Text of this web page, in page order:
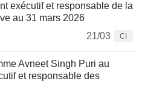
exécutif et responsable de la
au 31 mars 2026
21/03
CI
Avneet Singh Puri au
et responsable des